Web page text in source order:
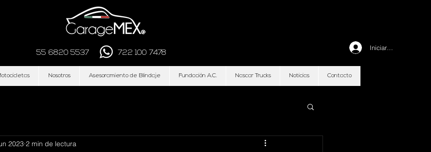
55 6820 5537 722 100 7478
Iniciar sesión
Nosotros Asesoramiento de Blindaje Fundación A.C. Nascar Trucks Noticias Contacto
2023 2 min de lectura